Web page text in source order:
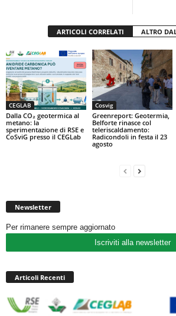
ARTICOLI CORRELATI ALTRO
CEGLAB
Dalla CO₂ geotermica al
metano: la
sperimentazione di RSE e
CoSviG presso il CEGLab
Cosvig
Greenreport: Geotermia,
Belforte rinasce col
teleriscaldamento:
Radicondoli in festa il 23
agosto
Newsletter
Per rimanere sempre aggiornato
Iscriviti alla newsletter
Articoli Recenti